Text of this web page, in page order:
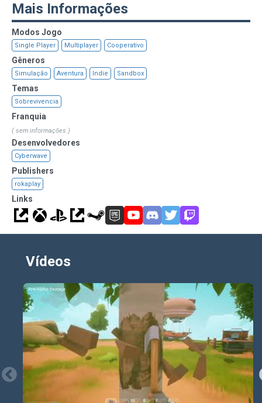
Construção:Junte o material para construir sua
própria casa no céu.
Agricultura:Cultive plantas para garantir seu
fornecimento de comida.
Criação:Crie equipamentos técnicos e
automatize seus processos.
Energia:
fonte de energia para seus equipamentos.
Dirigível:
explore ilhas distantes pelo céu.
Mais Informações
Modos Jogo
Single Player Multiplayer Cooperativo
Gêneros
Simulação Aventura Indie Sandbox
Temas
Sobrevivencia
Franquia
( sem informações )
Desenvolvedores
Cyberwave
Publishers
rokaplay
Links
Vídeos